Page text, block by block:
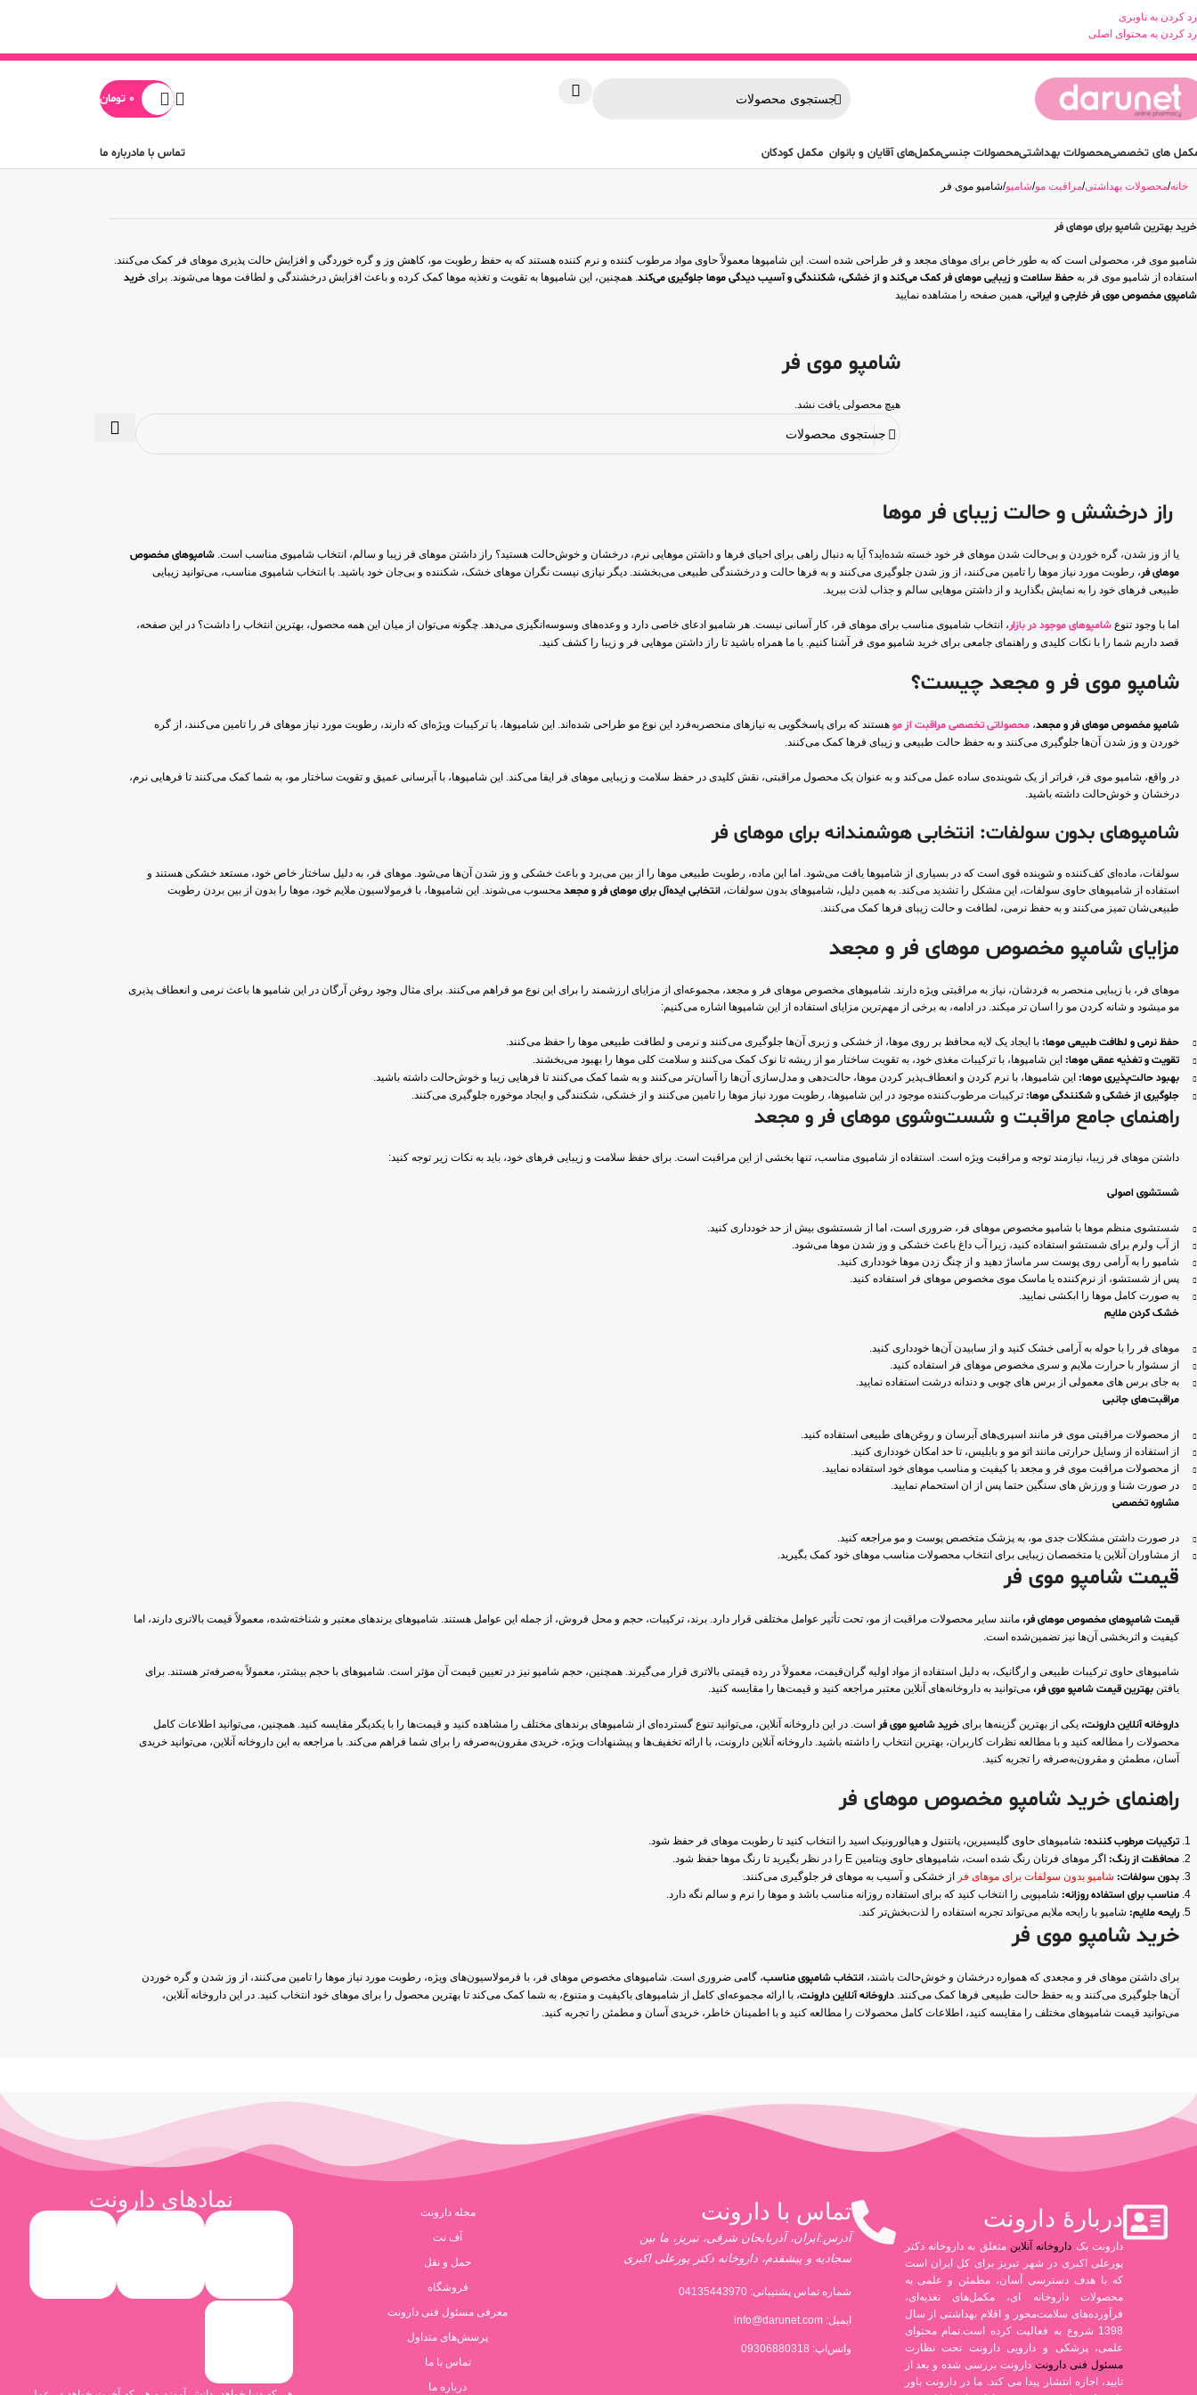
رد کردن به ناوبری
رد کردن به محتوای اصلی
0 تومان
های تخصصیمحصولات بهداشتیمحصولات جنسیمکمل‌های آقایان و بانوان مکمل کودکان تماس با مادرباره ما
خانه محصولات بهداشتی مراقبت مو شامپو شامپو موی فر
خرید بهترین شامپو برای موهای فر
شامپو موی فر، محصولی است که به طور خاص برای موهای مجعد و فر طراحی شده است. این شامپوها معمولاً حاوی مواد مرطوب کننده و نرم کننده هستند که به حفظ رطوبت مو، کاهش وز و گره خوردگی و افزایش حالت پذیری موهای فر کمک می‌کنند.
استفاده از شامپو موی فر به حفظ سلامت و زیبایی موهای فر کمک می‌کند و از خشکی، شکنندگی و آسیب دیدگی موها جلوگیری می‌کند. همچنین، این شامپوها به تقویت و تغذیه موها کمک کرده و باعث افزایش درخشندگی و لطافت موها می‌شوند. برای خرید
شامپوی مخصوص موی فر خارجی و ایرانی، همین صفحه را مشاهده نمایید
شامپو موی فر
هیچ محصولی یافت نشد.
راز درخشش و حالت زیبای فر موها
یا از وز شدن، گره خوردن و بی‌حالت شدن موهای فر خود خسته شده‌اید؟ آیا به دنبال راهی برای احیای فرها و داشتن موهایی نرم، درخشان و خوش‌حالت هستید؟ راز داشتن موهای فر زیبا و سالم، انتخاب شامپوی مناسب است. شامپوهای مخصوص
موهای فر ، رطوبت مورد نیاز موها را تامین می‌کنند، از وز شدن جلوگیری می‌کنند و به فرها حالت و درخشندگی طبیعی می‌بخشند. دیگر نیازی نیست نگران موهای خشک، شکننده و بی‌جان خود باشید. با انتخاب شامپوی مناسب، می‌توانید زیبایی
طبیعی فرهای خود را به نمایش بگذارید و از داشتن موهایی سالم و جذاب لذت ببرید.
اما با وجود تنوع شامپوهای موجود در بازار ، انتخاب شامپوی مناسب برای موهای فر، کار آسانی نیست. هر شامپو ادعای خاصی دارد و وعده‌های وسوسه‌انگیزی می‌دهد. چگونه می‌توان از میان این همه محصول، بهترین انتخاب را داشت؟ در این صفحه،
قصد داریم شما را با نکات کلیدی و راهنمای جامعی برای خرید شامپو موی فر آشنا کنیم. با ما همراه باشید تا راز داشتن موهایی فر و زیبا را کشف کنید.
شامپو موی فر و مجعد چیست؟
شامپو مخصوص موهای فر و مجعد، محصولاتی تخصصی مراقبت از مو هستند که برای پاسخگویی به نیازهای منحصربه‌فرد این نوع مو طراحی شده‌اند. این شامپوها، با ترکیبات ویژه‌ای که دارند، رطوبت مورد نیاز موهای فر را تامین می‌کنند، از گره
خوردن و وز شدن آن‌ها جلوگیری می‌کنند و به حفظ حالت طبیعی و زیبای فرها کمک می‌کنند.
در واقع، شامپو موی فر، فراتر از یک شوینده‌ی ساده عمل می‌کند و به عنوان یک محصول مراقبتی، نقش کلیدی در حفظ سلامت و زیبایی موهای فر ایفا می‌کند. این شامپوها، با آبرسانی عمیق و تقویت ساختار مو، به شما کمک می‌کنند تا فرهایی نرم،
درخشان و خوش‌حالت داشته باشید.
شامپوهای بدون سولفات: انتخابی هوشمندانه برای موهای فر
سولفات، ماده‌ای کف‌کننده و شوینده قوی است که در بسیاری از شامپوها یافت می‌شود. اما این ماده، رطوبت طبیعی موها را از بین می‌برد و باعث خشکی و وز شدن آن‌ها می‌شود. موهای فر، به دلیل ساختار خاص خود، مستعد خشکی هستند و
استفاده از شامپوهای حاوی سولفات، این مشکل را تشدید می‌کند. به همین دلیل، شامپوهای بدون سولفات، انتخابی ایده‌آل برای موهای فر و مجعد محسوب می‌شوند. این شامپوها، با فرمولاسیون ملایم خود، موها را بدون از بین بردن رطوبت
طبیعی‌شان تمیز می‌کنند و به حفظ نرمی، لطافت و حالت زیبای فرها کمک می‌کنند.
مزایای شامپو مخصوص موهای فر و مجعد
موهای فر، با زیبایی منحصر به فردشان، نیاز به مراقبتی ویژه دارند. شامپوهای مخصوص موهای فر و مجعد، مجموعه‌ای از مزایای ارزشمند را برای این نوع مو فراهم می‌کنند. برای مثال وجود روغن آرگان در این شامپو ها باعث نرمی و انعطاف پذیری
مو میشود و شانه کردن مو را اسان تر میکند. در ادامه، به برخی از مهم‌ترین مزایای استفاده از این شامپوها اشاره می‌کنیم:
حفظ نرمی و لطافت طبیعی موها: با ایجاد یک لایه محافظ بر روی موها، از خشکی و زبری آن‌ها جلوگیری می‌کنند و نرمی و لطافت طبیعی موها را حفظ می‌کنند.
تقویت و تغذیه عمقی موها: این شامپوها، با ترکیبات مغذی خود، به تقویت ساختار مو از ریشه تا نوک کمک می‌کنند و سلامت کلی موها را بهبود می‌بخشند.
بهبود حالت‌پذیری موها: این شامپوها، با نرم کردن و انعطاف‌پذیر کردن موها، حالت‌دهی و مدل‌سازی آن‌ها را آسان‌تر می‌کنند و به شما کمک می‌کنند تا فرهایی زیبا و خوش‌حالت داشته باشید.
جلوگیری از خشکی و شکنندگی موها: ترکیبات مرطوب‌کننده موجود در این شامپوها، رطوبت مورد نیاز موها را تامین می‌کنند و از خشکی، شکنندگی و ایجاد موخوره جلوگیری می‌کنند.
راهنمای جامع مراقبت و شست‌وشوی موهای فر و مجعد
داشتن موهای فر زیبا، نیازمند توجه و مراقبت ویژه است. استفاده از شامپوی مناسب، تنها بخشی از این مراقبت است. برای حفظ سلامت و زیبایی فرهای خود، باید به نکات زیر توجه کنید:
شستشوی اصولی
شستشوی منظم موها با شامپو مخصوص موهای فر، ضروری است، اما از شستشوی بیش از حد خودداری کنید.
از آب ولرم برای شستشو استفاده کنید، زیرا آب داغ باعث خشکی و وز شدن موها می‌شود.
شامپو را به آرامی روی پوست سر ماساژ دهید و از چنگ زدن موها خودداری کنید.
پس از شستشو، از نرم‌کننده یا ماسک موی مخصوص موهای فر استفاده کنید.
به صورت کامل موها را ابکشی نمایید.
خشک کردن ملایم
موهای فر را با حوله به آرامی خشک کنید و از سابیدن آن‌ها خودداری کنید.
از سشوار با حرارت ملایم و سری مخصوص موهای فر استفاده کنید.
به جای برس های معمولی از برس های چوبی و دندانه درشت استفاده نمایید.
مراقبت‌های جانبی
از محصولات مراقبتی موی فر مانند اسپری‌های آبرسان و روغن‌های طبیعی استفاده کنید.
از استفاده از وسایل حرارتی مانند اتو مو و بابلیس، تا حد امکان خودداری کنید.
از محصولات مراقبت موی فر و مجعد با کیفیت و مناسب موهای خود استفاده نمایید.
در صورت شنا و ورزش های سنگین حتما پس از ان استحمام نمایید.
مشاوره تخصصی
در صورت داشتن مشکلات جدی مو، به پزشک متخصص پوست و مو مراجعه کنید.
از مشاوران آنلاین یا متخصصان زیبایی برای انتخاب محصولات مناسب موهای خود کمک بگیرید.
قیمت شامپو موی فر
قیمت شامپوهای مخصوص موهای فر، مانند سایر محصولات مراقبت از مو، تحت تأثیر عوامل مختلفی قرار دارد. برند، ترکیبات، حجم و محل فروش، از جمله این عوامل هستند. شامپوهای برندهای معتبر و شناخته‌شده، معمولاً قیمت بالاتری دارند، اما
کیفیت و اثربخشی آن‌ها نیز تضمین‌شده است.
شامپوهای حاوی ترکیبات طبیعی و ارگانیک، به دلیل استفاده از مواد اولیه گران‌قیمت، معمولاً در رده قیمتی بالاتری قرار می‌گیرند. همچنین، حجم شامپو نیز در تعیین قیمت آن مؤثر است. شامپوهای با حجم بیشتر، معمولاً به‌صرفه‌تر هستند. برای
یافتن بهترین قیمت شامپو موی فر، می‌توانید به داروخانه‌های آنلاین معتبر مراجعه کنید و قیمت‌ها را مقایسه کنید.
داروخانه آنلاین دارونت، یکی از بهترین گزینه‌ها برای خرید شامپو موی فر
است. در این داروخانه آنلاین، می‌توانید تنوع گسترده‌ای از شامپوهای برندهای مختلف را مشاهده کنید و قیمت‌ها را با یکدیگر مقایسه کنید. همچنین، می‌توانید اطلاعات کامل
محصولات را مطالعه کنید و با مطالعه نظرات کاربران، بهترین انتخاب را داشته باشید. داروخانه آنلاین دارونت، با ارائه تخفیف‌ها و پیشنهادات ویژه، خریدی مقرون‌به‌صرفه را برای شما فراهم می‌کند. با مراجعه به این داروخانه آنلاین، می‌توانید خریدی
آسان، مطمئن و مقرون‌به‌صرفه را تجربه کنید.
راهنمای خرید شامپو مخصوص موهای فر
ترکیبات مرطوب کننده: شامپوهای حاوی گلیسیرین، پانتنول و هیالورونیک اسید را انتخاب کنید تا رطوبت موهای فر حفظ شود.
محافظت از رنگ: اگر موهای فرتان رنگ شده است، شامپوهای حاوی ویتامین E را در نظر بگیرید تا رنگ موها حفظ شود.
بدون سولفات: شامپو بدون سولفات برای موهای فر از خشکی و آسیب به موهای فر جلوگیری می‌کنند.
مناسب برای استفاده روزانه: شامپویی را انتخاب کنید که برای استفاده روزانه مناسب باشد و موها را نرم و سالم نگه دارد.
رایحه ملایم: شامپو با رایحه ملایم می‌تواند تجربه استفاده را لذت‌بخش‌تر کند.
خرید شامپو موی فر
برای داشتن موهای فر و مجعدی که همواره درخشان و خوش‌حالت باشند، انتخاب شامپوی مناسب، گامی ضروری است. شامپوهای مخصوص موهای فر، با فرمولاسیون‌های ویژه، رطوبت مورد نیاز موها را تامین می‌کنند، از وز شدن و گره خوردن
آن‌ها جلوگیری می‌کنند و به حفظ حالت طبیعی فرها کمک می‌کنند. داروخانه آنلاین دارونت، با ارائه مجموعه‌ای کامل از شامپوهای باکیفیت و متنوع، به شما کمک می‌کند تا بهترین محصول را برای موهای خود انتخاب کنید. در این داروخانه آنلاین،
می‌توانید قیمت شامپوهای مختلف را مقایسه کنید، اطلاعات کامل محصولات را مطالعه کنید و با اطمینان خاطر، خریدی آسان و مطمئن را تجربه کنید.
دربارۀ دارونت
دارونت یک داروخانه آنلاینمتعلق به داروخانه دکتر
پورعلی اکبری در شهر تبریز برای کل ایران است
که با هدف دسترسی آسان، مطمئن و علمی به
محصولات داروخانه ای، مکمل‌های تغذیه‌ای،
فرآورده‌های سلامت‌محور و اقلام بهداشتی از سال
1398 شروع به فعالیت کرده است.تمام محتوای
علمی، پزشکی و دارویی دارونت تحت نظارت
مسئول فنی دارونتدارونت بررسی شده و بعد از
تایید، اجازه انتشار پیدا می کند. ما در دارونت باور
تماس با دارونت
آدرس:ایران، آذربایجان شرقی، تبریز، ما بین
سجادیه و پیشقدم، داروخانه دکتر پورعلی اکبری
شماره تماس پشتیبانی:04135443970
ایمیل:info@darunet.com
واتس‌اپ: 09306880318
مجله دارونت
آف نت
حمل و نقل
فروشگاه
معرفی مسئول فنی دارونت
پرسش‌های متداول
تماس با ما
درباره ما
نمادهای دارونت